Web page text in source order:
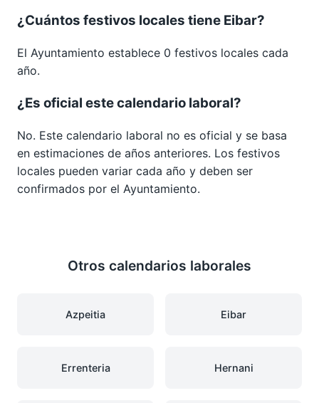
¿Cuántos festivos locales tiene Eibar?
El Ayuntamiento establece 0 festivos locales cada
año.
¿Es oficial este calendario laboral?
No. Este calendario laboral no es oficial y se basa
en estimaciones de años anteriores. Los festivos
locales pueden variar cada año y deben ser
confirmados por el Ayuntamiento.
Otros calendarios laborales
Azpeitia Eibar
Errenteria Hernani